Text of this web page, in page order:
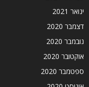
ינואר 2021
דצמבר 2020
נובמבר 2020
אוקטובר 2020
ספטמבר 2020